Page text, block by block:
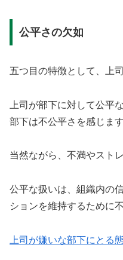
公平さの欠如
五つ目の特徴として、上
上司が部下に対して公平
部下は不公平さを感じます
当然ながら、不満やスト
公平な扱いは、組織内の
ションを維持するために
上司が嫌いな部下にとる